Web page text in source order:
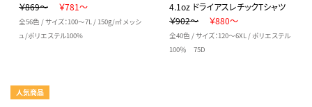
￥869～
￥781～
全56色 / サイズ：100～7L / 150g/㎡ メッシ
ュ/ポリエステル100%
4.1oz ドライアスレチックTシャツ
￥902～
￥880～
全40色 / サイズ：120～6XL / ポリエステル
100％ 75D
人気商品